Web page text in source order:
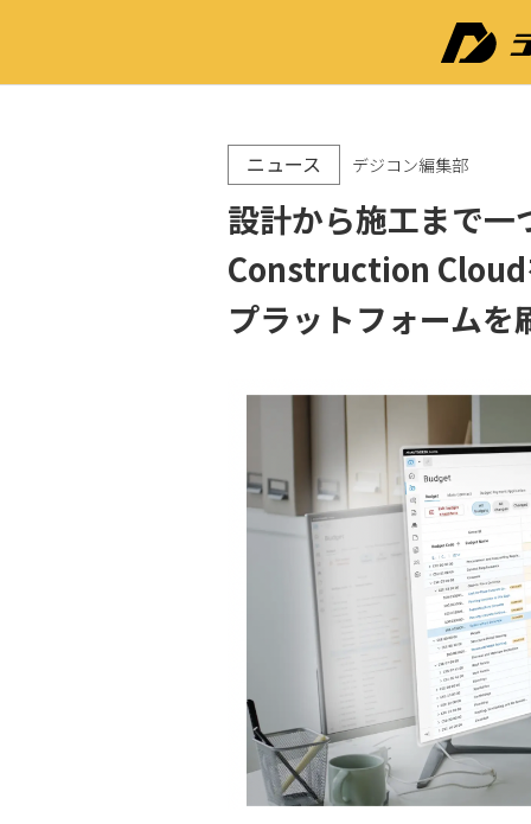
ニュース デジコン編集部
設計から施工まで
Construction Cloud
プラットフォームを